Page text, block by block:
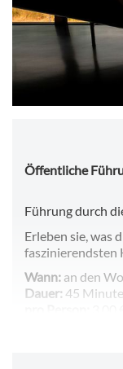
Öffentliche
Führung durch
Erleben sie, was
faszinierendsten
Wann: an den
Dauer: 45